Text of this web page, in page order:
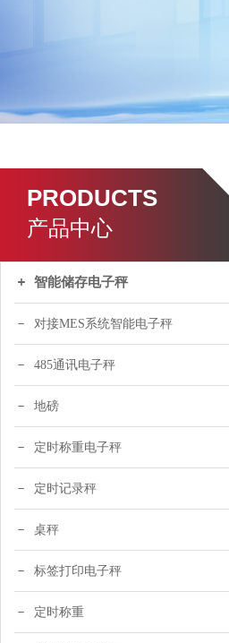
PRODUCTS
产品中心
智能储存电子秤
对接MES系统智能电子秤
485通讯电子秤
地磅
定时称重电子秤
定时记录秤
桌秤
标签打印电子秤
定时称重